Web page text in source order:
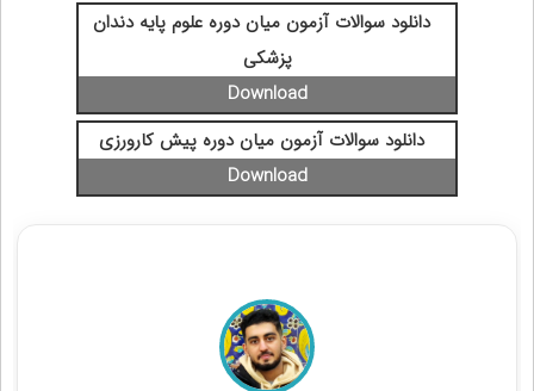
دانلود سوالات آزمون میان دوره علوم پایه دندان
پزشکی
دانلود سوالات آزمون میان دوره پیش کارورزی